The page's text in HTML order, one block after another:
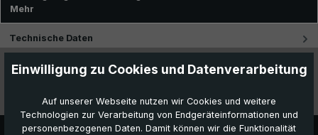
Mehr
Technische Daten
Besonderheiten
Einwilligung zu Cookies und Datenverarbeitung
Auf unserer Webseite nutzen wir Cookies und weitere
Technologien zur Verarbeitung von Endgeräteinformationen und
personenbezogenen Daten. Damit können wir die Funktionalität